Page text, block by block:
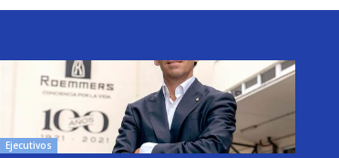
Ejecutivos